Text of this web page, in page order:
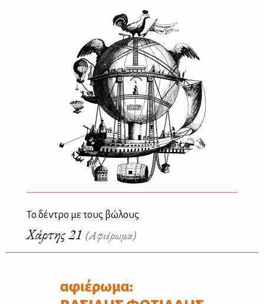
Το δέντρο με τους βώλους
Χάρτης 21 (Αφιέρωμα)